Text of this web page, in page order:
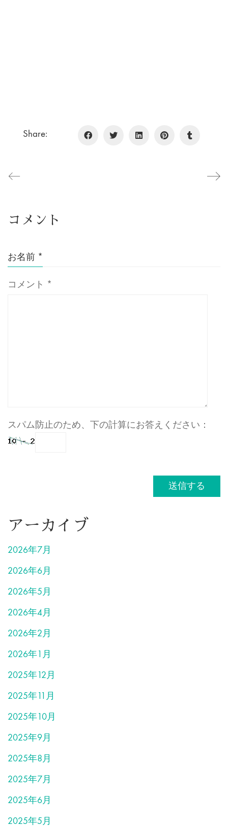
Share:
コメント
お名前 *
コメント *
スパム防止のため、下の計算にお答えください：
アーカイブ
2026年7月
2026年6月
2026年5月
2026年4月
2026年2月
2026年1月
2025年12月
2025年11月
2025年10月
2025年9月
2025年8月
2025年7月
2025年6月
2025年5月